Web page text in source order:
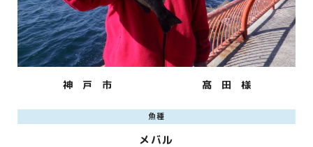
神 戸 市 髙 田 様
魚種
メバル